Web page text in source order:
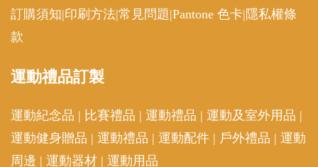
訂購須知|印刷方法|常見問題|Pantone 色卡| 隱私權條
款
運動禮品訂製
運動紀念品 | 比賽禮品 | 運動禮品 | 運動及室外用品 |
運動健身贈品 | 運動禮品 | 運動配件 | 戶外禮品 | 運動
周邊 | 運動器材 | 運動用品